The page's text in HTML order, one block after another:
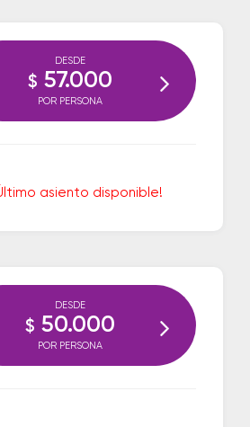
asiento disponible!
DESDE
$ 57.000
POR PERSONA
DESDE
$ 50.000
POR PERSONA